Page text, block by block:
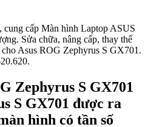
cung cấp Màn hình Laptop ASUS
Sửa chữa, nâng cấp, thay thế
Asus ROG Zephyrus S GX701.
Zephyrus S GX701
S GX701 được ra
hình có tần số